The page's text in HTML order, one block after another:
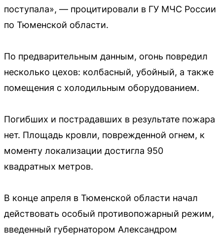
поступала», — процитировали в ГУ МЧС России
по Тюменской области.
По предварительным данным, огонь повредил
несколько цехов: колбасный, убойный, а также
помещения с холодильным оборудованием.
Погибших и пострадавших в результате пожара
нет. Площадь кровли, поврежденной огнем, к
моменту локализации достигла 950
квадратных метров.
В конце апреля в Тюменской области начал
действовать особый противопожарный режим,
введенный губернатором Александром